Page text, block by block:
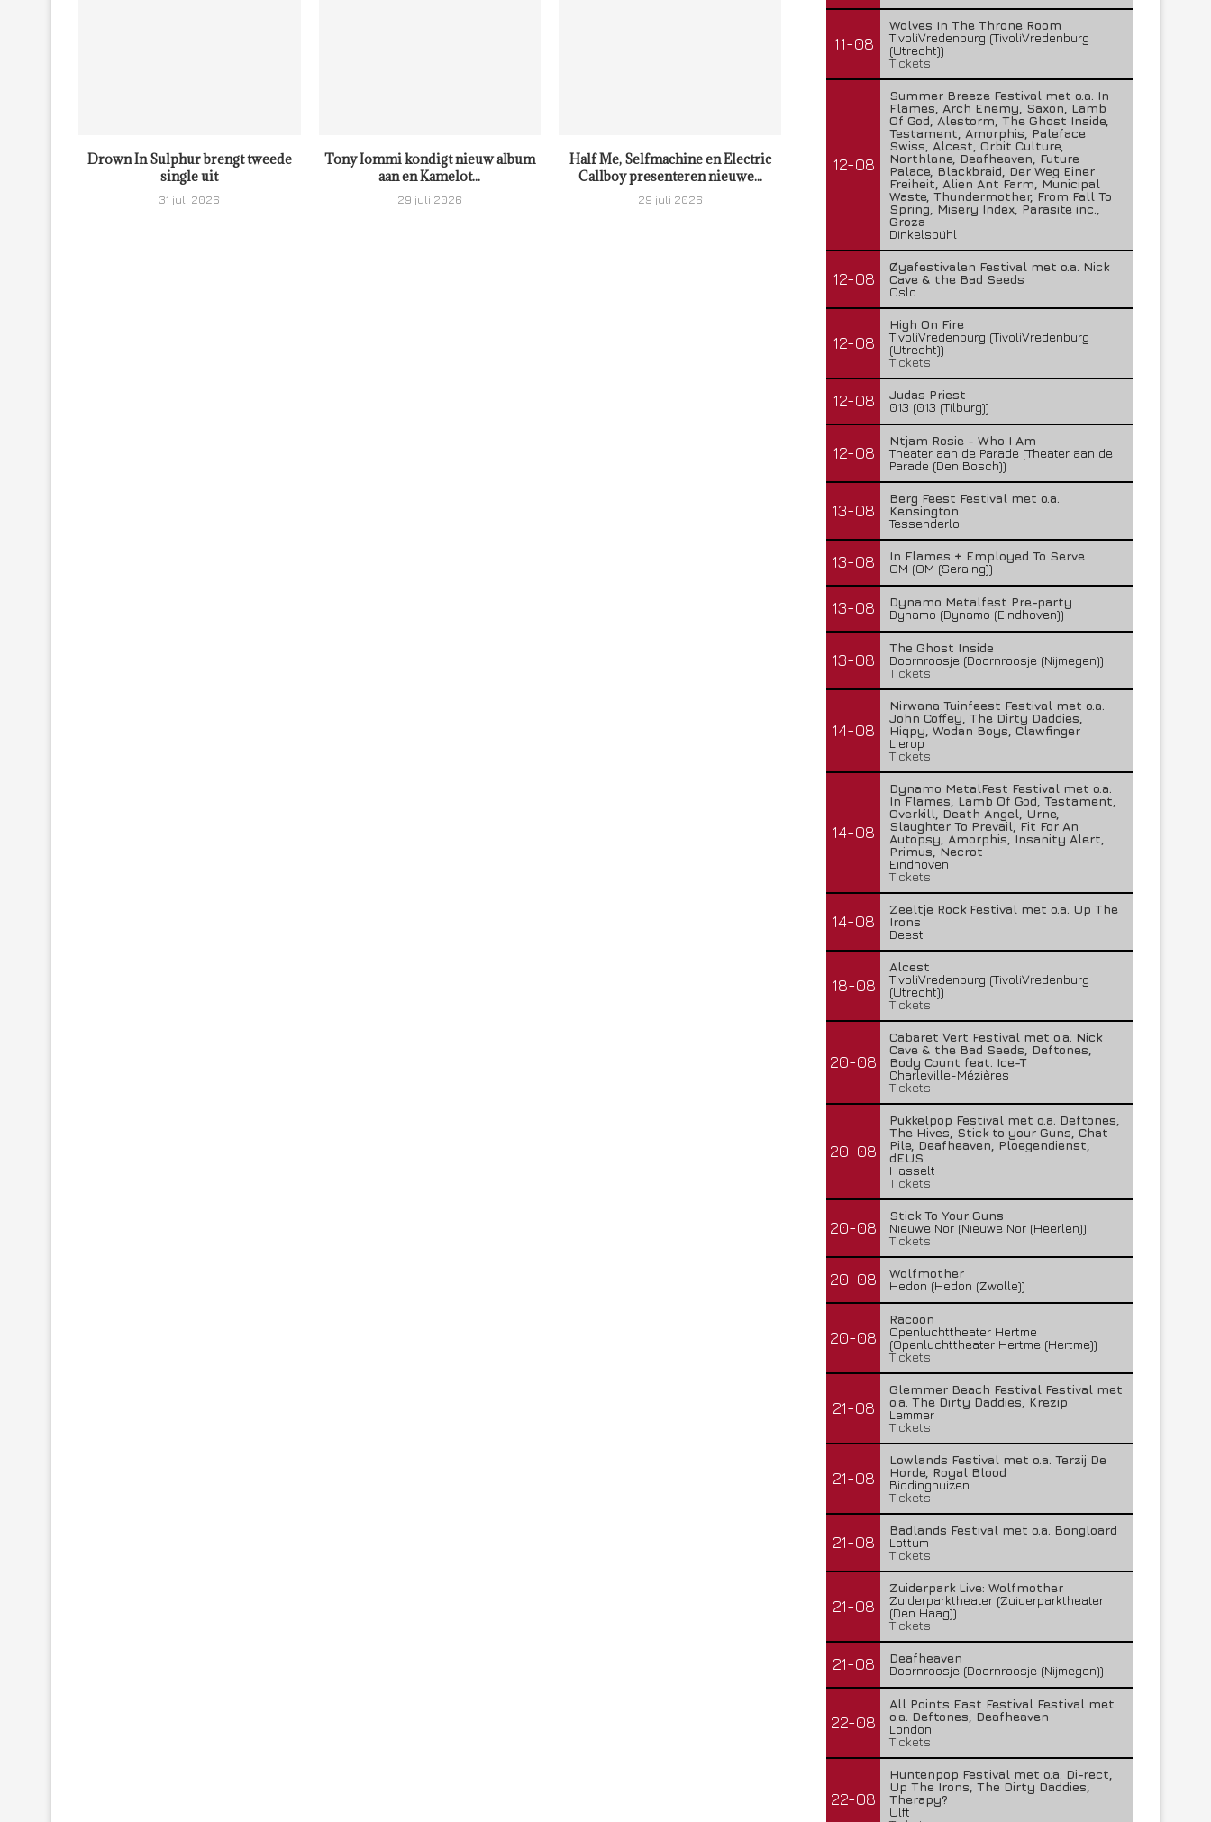
Drown In Sulphur brengt tweede
single uit
31 juli 2026
Tony Iommi kondigt nieuw album
aan en Kamelot...
29 juli 2026
Half Me, Selfmachine en Electric
Callboy presenteren nieuwe...
29 juli 2026
11-08
Wolves In The Throne Room
TivoliVredenburg (TivoliVredenburg
(Utrecht))
Tickets
12-08
Summer Breeze Festival met o.a. In
Flames, Arch Enemy, Saxon, Lamb
Of God, Alestorm, The Ghost Inside,
Testament, Amorphis, Paleface
Swiss, Alcest, Orbit Culture,
Northlane, Deafheaven, Future
Palace, Blackbraid, Der Weg Einer
Freiheit, Alien Ant Farm, Municipal
Waste, Thundermother, From Fall To
Spring, Misery Index, Parasite inc.,
Groza
Dinkelsbühl
12-08
Øyafestivalen Festival met o.a. Nick
Cave & the Bad Seeds
Oslo
12-08
High On Fire
TivoliVredenburg (TivoliVredenburg
(Utrecht))
Tickets
12-08
Judas Priest
013 (013 (Tilburg))
12-08
Ntjam Rosie - Who I Am
Theater aan de Parade (Theater aan de
Parade (Den Bosch))
13-08
Berg Feest Festival met o.a.
Kensington
Tessenderlo
13-08
In Flames + Employed To Serve
OM (OM (Seraing))
13-08
Dynamo Metalfest Pre-party
Dynamo (Dynamo (Eindhoven))
13-08
The Ghost Inside
Doornroosje (Doornroosje (Nijmegen))
Tickets
14-08
Nirwana Tuinfeest Festival met o.a.
John Coffey, The Dirty Daddies,
Hiqpy, Wodan Boys, Clawfinger
Lierop
Tickets
14-08
Dynamo MetalFest Festival met o.a.
In Flames, Lamb Of God, Testament,
Overkill, Death Angel, Urne,
Slaughter To Prevail, Fit For An
Autopsy, Amorphis, Insanity Alert,
Primus, Necrot
Eindhoven
Tickets
14-08
Zeeltje Rock Festival met o.a. Up The
Irons
Deest
18-08
Alcest
TivoliVredenburg (TivoliVredenburg
(Utrecht))
Tickets
20-08
Cabaret Vert Festival met o.a. Nick
Cave & the Bad Seeds, Deftones,
Body Count feat. Ice-T
Charleville-Mézières
Tickets
20-08
Pukkelpop Festival met o.a. Deftones,
The Hives, Stick to your Guns, Chat
Pile, Deafheaven, Ploegendienst,
dEUS
Hasselt
Tickets
20-08
Stick To Your Guns
Nieuwe Nor (Nieuwe Nor (Heerlen))
Tickets
20-08
Wolfmother
Hedon (Hedon (Zwolle))
20-08
Racoon
Openluchttheater Hertme
(Openluchttheater Hertme (Hertme))
Tickets
21-08
Glemmer Beach Festival Festival met
o.a. The Dirty Daddies, Krezip
Lemmer
Tickets
21-08
Lowlands Festival met o.a. Terzij De
Horde, Royal Blood
Biddinghuizen
Tickets
21-08
Badlands Festival met o.a. Bongloard
Lottum
Tickets
21-08
Zuiderpark Live: Wolfmother
Zuiderparktheater (Zuiderparktheater
(Den Haag))
Tickets
21-08
Deafheaven
Doornroosje (Doornroosje (Nijmegen))
22-08
All Points East Festival Festival met
o.a. Deftones, Deafheaven
London
Tickets
22-08
Huntenpop Festival met o.a. Di-rect,
Up The Irons, The Dirty Daddies,
Therapy?
Ulft